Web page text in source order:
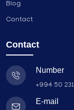
Blog
Contact
Contact
Number
+994 50
E-mail